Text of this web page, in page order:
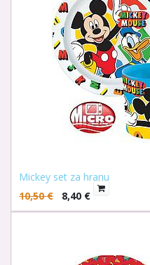
Mickey set za hranu
10,50€ 8,40 €